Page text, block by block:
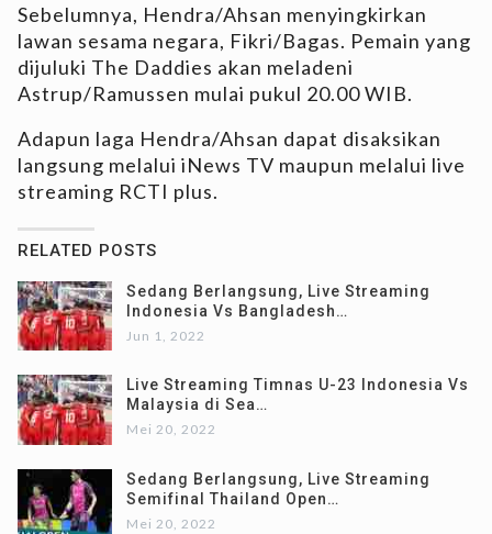
Sebelumnya, Hendra/Ahsan menyingkirkan
lawan sesama negara, Fikri/Bagas. Pemain yang
dijuluki The Daddies akan meladeni
Astrup/Ramussen mulai pukul 20.00 WIB.
Adapun laga Hendra/Ahsan dapat disaksikan
langsung melalui iNews TV maupun melalui live
streaming RCTI plus.
RELATED POSTS
Sedang Berlangsung, Live Streaming
Indonesia Vs Bangladesh…
Jun 1, 2022
Live Streaming Timnas U-23 Indonesia Vs
Malaysia di Sea…
Mei 20, 2022
Sedang Berlangsung, Live Streaming
Semifinal Thailand Open…
Mei 20, 2022